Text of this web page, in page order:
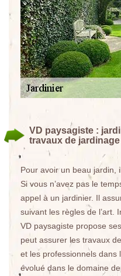
VD paysagiste :
travaux de jardinage
Pour avoir un beau jardin,
Si vous n’avez pas le
appel à un jardinier. Il
suivant les règles de l’art.
VD paysagiste propose
peut assurer les travaux
et les professionnels dans
évolué dans le domaine